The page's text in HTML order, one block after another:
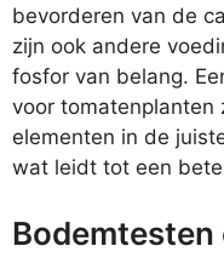
bevorderen van de
zijn ook andere
fosfor van belang.
voor tomatenplanten
elementen in de
wat leidt tot een